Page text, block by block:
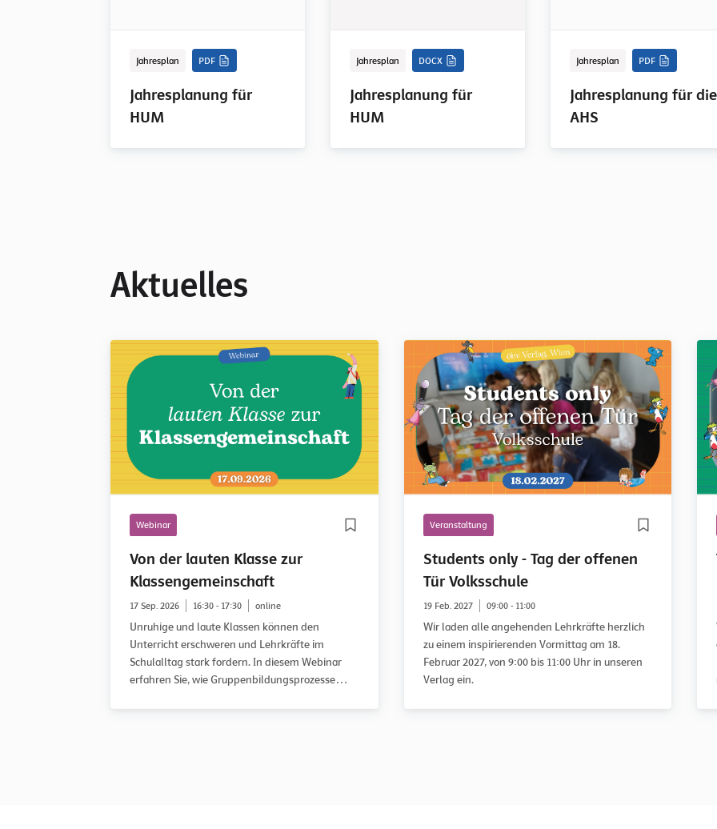
Jahresplan PDF
Jahresplanung für
HUM
Jahresplan DOCX
Jahresplanung für
HUM
Jahresplan PDF
Jahresplanung für die
AHS
Aktuelles
Webinar
Von der lauten Klasse zur
Klassengemeinschaft
17 Sep. 2026 16:30 - 17:30 online
Unruhige und laute Klassen können den
Unterricht erschweren und Lehrkräfte im
Schulalltag stark fordern. In diesem Webinar
erfahren Sie, wie Gruppenbildungsprozesse
Veranstaltung
Students only - Tag der offenen
Tür Volksschule
19 Feb. 2027 09:00 - 11:00
Wir laden alle angehenden Lehrkräfte herzlich
zu einem inspirierenden Vormittag am 18.
Februar 2027, von 9:00 bis 11:00 Uhr in unseren
Verlag ein.